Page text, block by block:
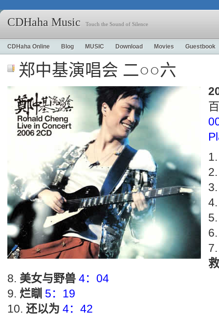
CDHaha Music Touch the Sound of Silence
CDHaha Online Blog MUSIC Download Movies Guestbook
郑中基演唱会 二○○六
美女与野兽 4：04
烂瞓 5：19
还以为 4：42